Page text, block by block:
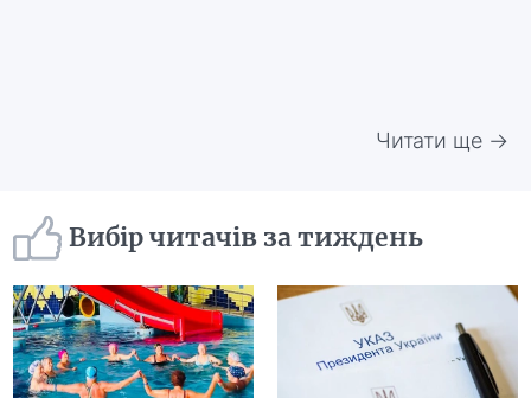
Читати ще →
Вибір читачів за тиждень